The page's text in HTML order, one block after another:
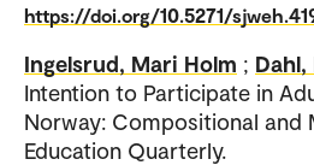
https://doi.org/10.5271/
Ingelsrud, Mari Holm ; Dahl,
Intention to Participate in
Norway: Compositional and
Education Quarterly.